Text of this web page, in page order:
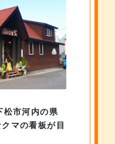
松市河内の県
マの看板が目